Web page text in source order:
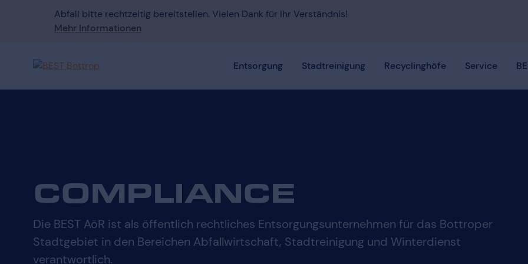
Abfall bitte rechtzeitig bereitstellen. Vielen Dank für Ihr Verständnis!
Mehr Informationen
Entsorgung Stadtreinigung Recyclinghöfe Service
COMPLIANCE
Die BEST AöR ist als öffentlich rechtliches Entsorgungsunternehmen für das Bottroper
Stadtgebiet in den Bereichen Abfallwirtschaft, Stadtreinigung und Winterdienst
verantwortlich.